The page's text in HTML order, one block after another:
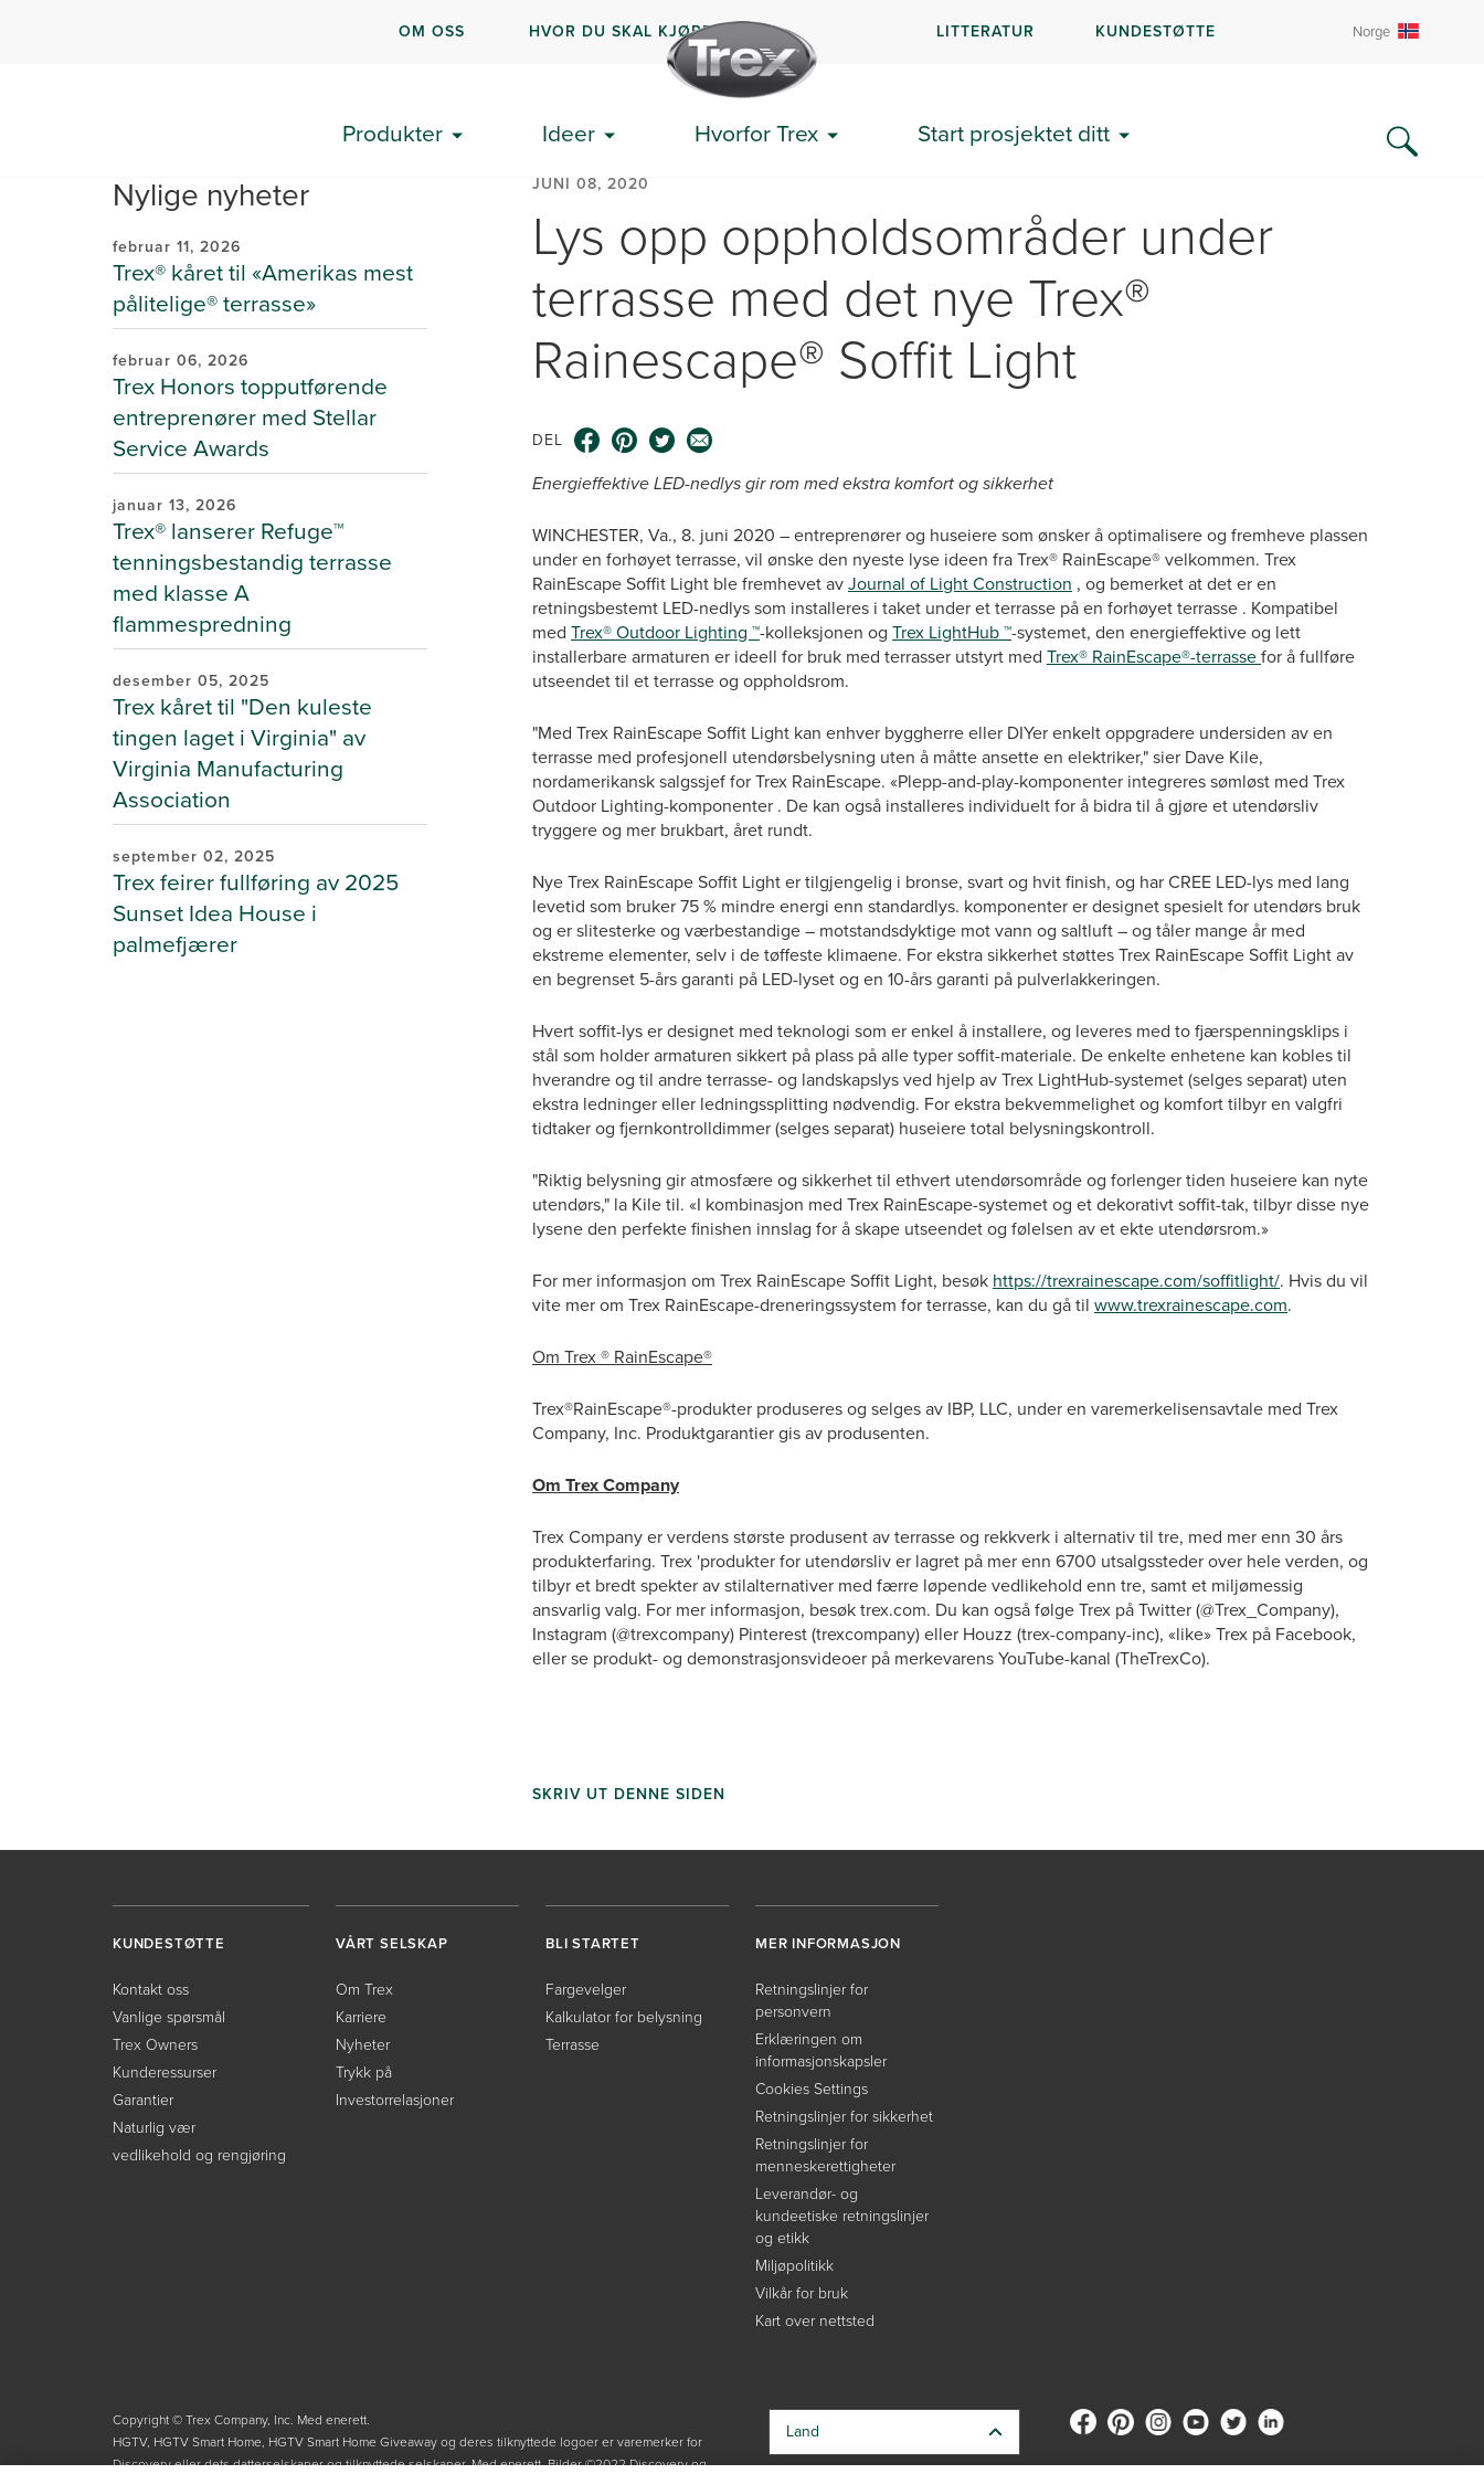
OM OSS HVOR DU SKAL KJØPE LITTERATUR KUNDESTØTTE Norge
Produkter Ideer Hvorfor Trex Start prosjektet ditt
Nylige nyheter
februar 11, 2026
Trex® kåret til «Amerikas mest
pålitelige® terrasse»
februar 06, 2026
Trex Honors topputførende
entreprenører med Stellar
Service Awards
januar 13, 2026
Trex® lanserer Refuge™
tenningsbestandig terrasse
med klasse A
flammespredning
desember 05, 2025
Trex kåret til "Den kuleste
tingen laget i Virginia" av
Virginia Manufacturing
Association
september 02, 2025
Trex feirer fullføring av 2025
Sunset Idea House i
palmefjærer
JUNI 08, 2020
Lys opp oppholdsområder under
terrasse med det nye Trex®
Rainescape® Soffit Light
DEL
Energieffektive LED-nedlys gir rom med ekstra komfort og sikkerhet
WINCHESTER, Va., 8. juni 2020 – entreprenører og huseiere som ønsker å optimalisere og fremheve plassen
under en forhøyet terrasse, vil ønske den nyeste lyse ideen fra Trex® RainEscape® velkommen. Trex
RainEscape Soffit Light ble fremhevet avJournal of Light Construction , og bemerket at det er en
retningsbestemt LED-nedlys som installeres i taket under et terrasse på en forhøyet terrasse . Kompatibel
med Trex® Outdoor Lighting ™-kolleksjonen og Trex LightHub ™-systemet, den energieffektive og lett
installerbare armaturen er ideell for bruk med terrasser utstyrt med Trex® RainEscape®-terrassefor å fullføre
utseendet til et terrasse og oppholdsrom.
"Med Trex RainEscape Soffit Light kan enhver byggherre eller DIYer enkelt oppgradere undersiden av en
terrasse med profesjonell utendørsbelysning uten å måtte ansette en elektriker," sier Dave Kile,
nordamerikansk salgssjef for Trex RainEscape. «Plepp-and-play-komponenter integreres sømløst med Trex
Outdoor Lighting-komponenter . De kan også installeres individuelt for å bidra til å gjøre et utendørsliv
tryggere og mer brukbart, året rundt.
Nye Trex RainEscape Soffit Light er tilgjengelig i bronse, svart og hvit finish, og har CREE LED-lys med lang
levetid som bruker 75 % mindre energi enn standardlys. komponenter er designet spesielt for utendørs bruk
og er slitesterke og værbestandige – motstandsdyktige mot vann og saltluft – og tåler mange år med
ekstreme elementer, selv i de tøffeste klimaene. For ekstra sikkerhet støttes Trex RainEscape Soffit Light av
en begrenset 5-års garanti på LED-lyset og en 10-års garanti på pulverlakkeringen.
Hvert soffit-lys er designet med teknologi som er enkel å installere, og leveres med to fjærspenningsklips i
stål som holder armaturen sikkert på plass på alle typer soffit-materiale. De enkelte enhetene kan kobles til
hverandre og til andre terrasse- og landskapslys ved hjelp av Trex LightHub-systemet (selges separat) uten
ekstra ledninger eller ledningssplitting nødvendig. For ekstra bekvemmelighet og komfort tilbyr en valgfri
tidtaker og fjernkontrolldimmer (selges separat) huseiere total belysningskontroll.
"Riktig belysning gir atmosfære og sikkerhet til ethvert utendørsområde og forlenger tiden huseiere kan nyte
utendørs," la Kile til. «I kombinasjon med Trex RainEscape-systemet og et dekorativt soffit-tak, tilbyr disse nye
lysene den perfekte finishen innslag for å skape utseendet og følelsen av et ekte utendørsrom.»
For mer informasjon om Trex RainEscape Soffit Light, besøk https://trexrainescape.com/soffitlight/. Hvis du vil
vite mer om Trex RainEscape-dreneringssystem for terrasse, kan du gå til www.trexrainescape.com.
Om Trex ® RainEscape®
Trex®RainEscape®-produkter produseres og selges av IBP, LLC, under en varemerkelisensavtale med Trex
Company, Inc. Produktgarantier gis av produsenten.
Om Trex Company
Trex Company er verdens største produsent av terrasse og rekkverk i alternativ til tre, med mer enn 30 års
produkterfaring. Trex 'produkter for utendørsliv er lagret på mer enn 6700 utsalgssteder over hele verden, og
tilbyr et bredt spekter av stilalternativer med færre løpende vedlikehold enn tre, samt et miljømessig
ansvarlig valg. For mer informasjon, besøk trex.com. Du kan også følge Trex på Twitter (@Trex_Company),
Instagram (@trexcompany) Pinterest (trexcompany) eller Houzz (trex-company-inc), «like» Trex på Facebook,
eller se produkt- og demonstrasjonsvideoer på merkevarens YouTube-kanal (TheTrexCo).
SKRIV UT DENNE SIDEN
KUNDESTØTTE
Kontakt oss
Vanlige spørsmål
Trex Owners
Kunderessurser
Garantier
Naturlig vær
vedlikehold og rengjøring
VÅRT SELSKAP
Om Trex
Karriere
Nyheter
Trykk på
Investorrelasjoner
BLI STARTET
Fargevelger
Kalkulator for belysning
Terrasse
MER INFORMASJON
Retningslinjer for
personvern
Erklæringen om
informasjonskapsler
Cookies Settings
Retningslinjer for sikkerhet
Retningslinjer for
menneskerettigheter
Leverandør- og
kundeetiske retningslinjer
og etikk
Miljøpolitikk
Vilkår for bruk
Kart over nettsted
Copyright © Trex Company, Inc. Med enerett.
HGTV, HGTV Smart Home, HGTV Smart Home Giveaway og deres tilknyttede logoer er varemerker for
Discovery eller dets datterselskaper og tilknyttede selskaper. Med enerett. Bilder ©2022 Discovery og
Land